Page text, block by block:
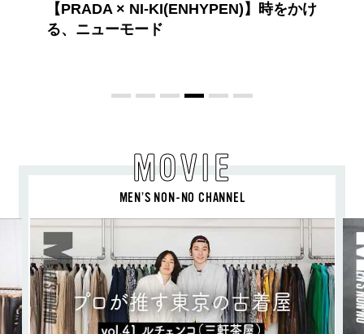
大胆不敵で、どこまでも自由。
BALLISTIK BOYZ 砂田将宏がまとう
MOVIE
MEN’S NON-NO CHANNEL